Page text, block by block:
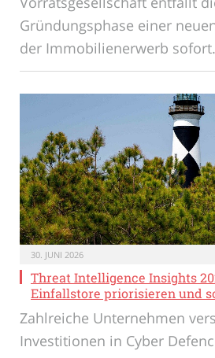
Gründungsphase einer
der Immobilienerwerb
30. JUNI 2026
Threat Intelligence Insights
Einfallstore priorisieren und
Zahlreiche Unternehmen
Investitionen in Cyber